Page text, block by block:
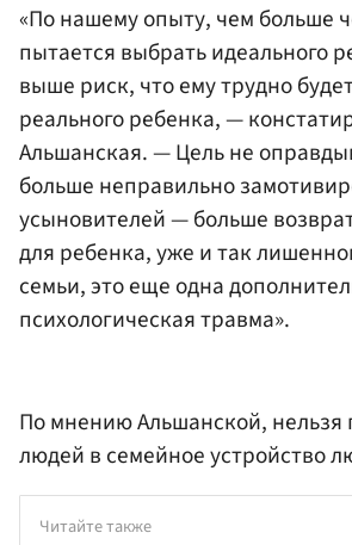
«По нашему опыту, чем больше
пытается выбрать идеального
выше риск, что ему трудно
реального ребенка, —
Альшанская. — Цель не
больше неправильно
усыновителей — больше
для ребенка, уже и так
семьи, это еще одна
психологическая травма».
По мнению Альшанской, нельзя
людей в семейное устройство
Читайте также